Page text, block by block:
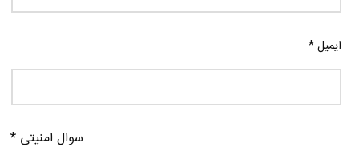
ایمیل*
سوال امنیتی *